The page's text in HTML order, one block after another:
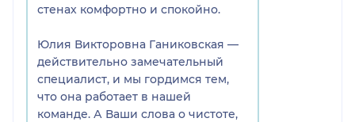
стенах комфортно и спокойно.
Юлия Викторовна Ганиковская —
действительно замечательный
специалист, и мы гордимся тем,
что она работает в нашей
команде. А Ваши слова о чистоте,